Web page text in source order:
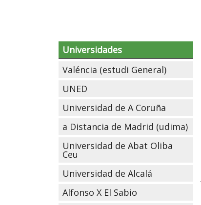
Universidades
Valéncia (estudi General)
UNED
Universidad de A Coruña
a Distancia de Madrid (udima)
Universidad de Abat Oliba
Ceu
Universidad de Alcalá
Alfonso X El Sabio